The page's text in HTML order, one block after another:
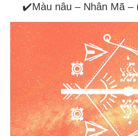
✔️Màu nâu – Nhân Mã –